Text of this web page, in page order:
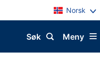
Norsk
Meny
Søk